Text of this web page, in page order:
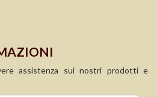
assistenza sui nostri prodotti e